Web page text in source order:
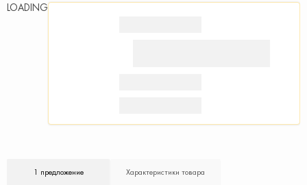
LOADING
1 предложение Характеристики товара